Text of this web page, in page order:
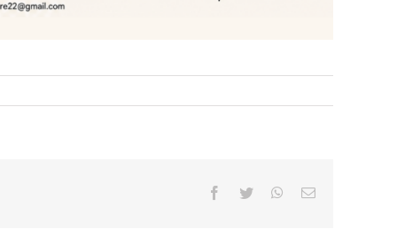
Facebook
Twitter WhatsApp
Email